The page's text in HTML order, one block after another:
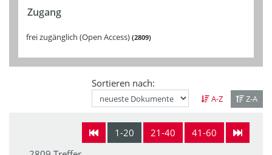
Zugang
frei zugänglich (Open Access) 2809
Sortieren nach:
A-Z Z-A
1-20 21-40
41-60